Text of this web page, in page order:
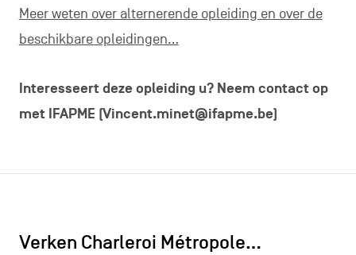
Meer weten over alternerende opleiding en over de
beschikbare opleidingen…
Interesseert deze opleiding u? Neem contact op
met IFAPME (Vincent.minet@ifapme.be)
Verken Charleroi Métropole…